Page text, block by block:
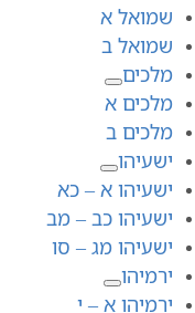
שמואל א
שמואל ב
מלכים
מלכים א
מלכים ב
ישעיהו
ישעיהו א – כא
ישעיהו כב – מב
ישעיהו מג – סו
ירמיהו
ירמיהו א – י